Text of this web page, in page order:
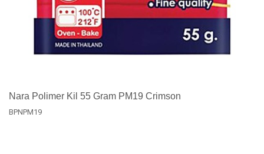
Nara Polimer Kil 55 Gram PM19 Crimson
BPNPM19